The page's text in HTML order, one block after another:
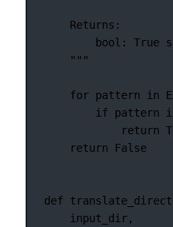
Returns:
bool: True
"""
for pattern in
if pattern
return
return
False
def
input_dir,